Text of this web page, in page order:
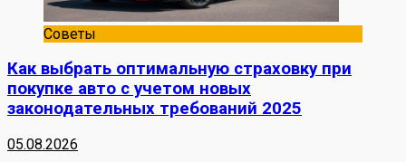
Советы
Как выбрать оптимальную страховку при
покупке авто с учетом новых
законодательных требований 2025
05.08.2026